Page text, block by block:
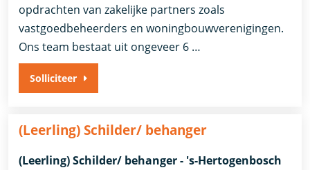
opdrachten van zakelijke partners zoals
vastgoedbeheerders en woningbouwverenigingen.
Ons team bestaat uit ongeveer 6 …
Solliciteer
(Leerling) Schilder/ behanger
(Leerling) Schilder/ behanger - 's-Hertogenbosch